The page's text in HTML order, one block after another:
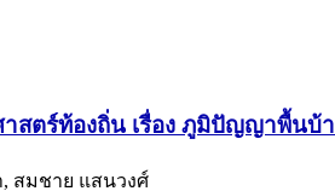
สตร์ท้องถิ่น เรื่อง ภูมิปัญญาพื้นบ้
สมชาย แสนวงศ์